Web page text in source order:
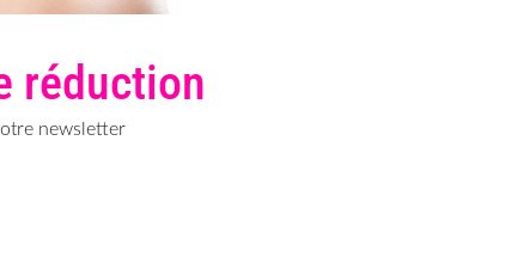
réduction
newsletter